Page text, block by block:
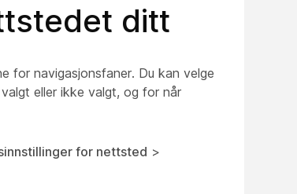
ditt
for navigasjonsfaner. Du kan velge
eller ikke valgt, og for når
for nettsted >